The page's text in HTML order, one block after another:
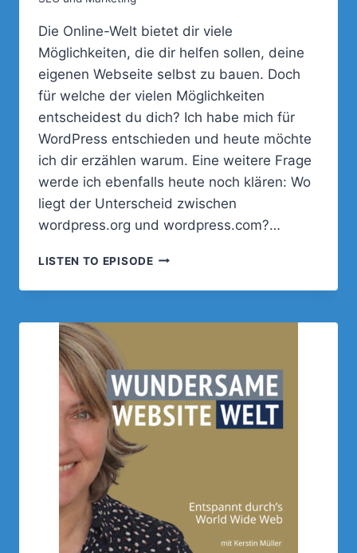
Die Online-Welt bietet dir viele
Möglichkeiten, die dir helfen sollen, deine
eigenen Webseite selbst zu bauen. Doch
für welche der vielen Möglichkeiten
entscheidest du dich? Ich habe mich für
WordPress entschieden und heute möchte
ich dir erzählen warum. Eine weitere Frage
werde ich ebenfalls heute noch klären: Wo
liegt der Unterscheid zwischen
wordpress.org und wordpress.com?…
LISTEN TO EPISODE003
WORDPRESS.ORG
WORDPRESS.COM
UNTERSCHIEDE
UND
MEINE
EMPFEHLUNG